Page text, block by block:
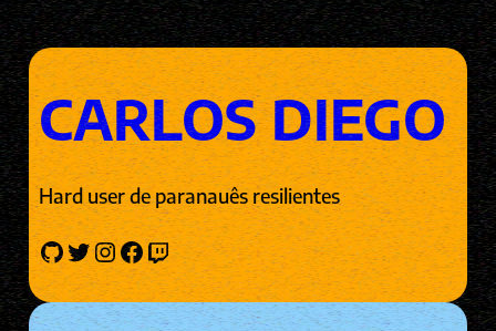
CARLOS DIEGO
Hard user de paranauês resilientes
GitHub Twitter InstagramFacebook Twitch